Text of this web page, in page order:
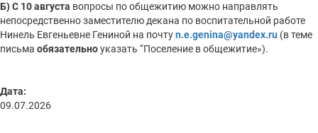
Б)С 10 августа вопросы по общежитию можно направлять
непосредственно заместителю декана по воспитательной работе
Нинель Евгеньевне Гениной на почтуn.e.genina@yandex.ru (в теме
письма обязательноуказать “Поселение в общежитие»).
Дата:
09.07.2026